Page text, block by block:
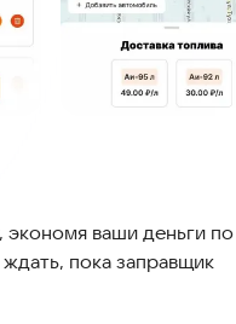
ваши деньги по
пока заправщик